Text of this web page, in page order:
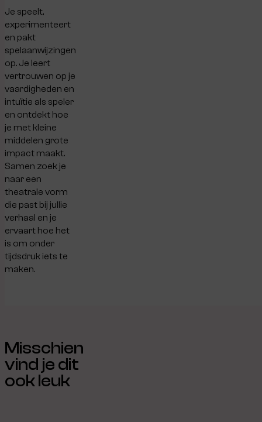
Je speelt,
experimenteert
en pakt
spelaanwijzingen
op. Je leert
vertrouwen op je
vaardigheden en
intuïtie als speler
en ontdekt hoe
je met kleine
middelen grote
impact maakt.
Samen zoek je
naar een
theatrale vorm
die past bij jullie
verhaal en je
ervaart hoe het
is om onder
tijdsdruk iets te
maken.
Misschien
vind je dit
ook leuk